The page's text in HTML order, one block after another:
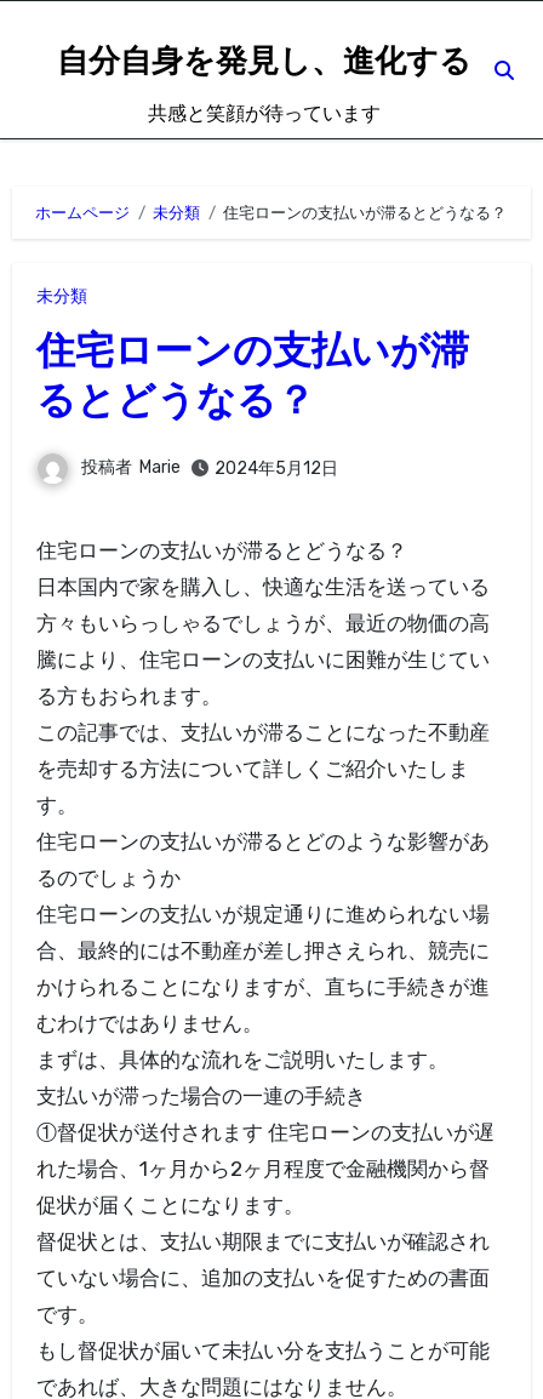
自分自身を発見し、進化する
共感と笑顔が待っています
ホームページ 未分類 住宅ローンの支払いが滞るとどうなる？
未分類
住宅ローンの支払いが滞
るとどうなる？
投稿者 Marie 2024年5月12日
住宅ローンの支払いが滞るとどうなる？
日本国内で家を購入し、快適な生活を送っている
方々もいらっしゃるでしょうが、最近の物価の高
騰により、住宅ローンの支払いに困難が生じてい
る方もおられます。
この記事では、支払いが滞ることになった不動産
を売却する方法について詳しくご紹介いたしま
す。
住宅ローンの支払いが滞るとどのような影響があ
るのでしょうか
住宅ローンの支払いが規定通りに進められない場
合、最終的には不動産が差し押さえられ、競売に
かけられることになりますが、直ちに手続きが進
むわけではありません。
まずは、具体的な流れをご説明いたします。
支払いが滞った場合の一連の手続き
①督促状が送付されます 住宅ローンの支払いが遅
れた場合、1ヶ月から2ヶ月程度で金融機関から督
促状が届くことになります。
督促状とは、支払い期限までに支払いが確認され
ていない場合に、追加の支払いを促すための書面
です。
もし督促状が届いて未払い分を支払うことが可能
であれば、大きな問題にはなりません。